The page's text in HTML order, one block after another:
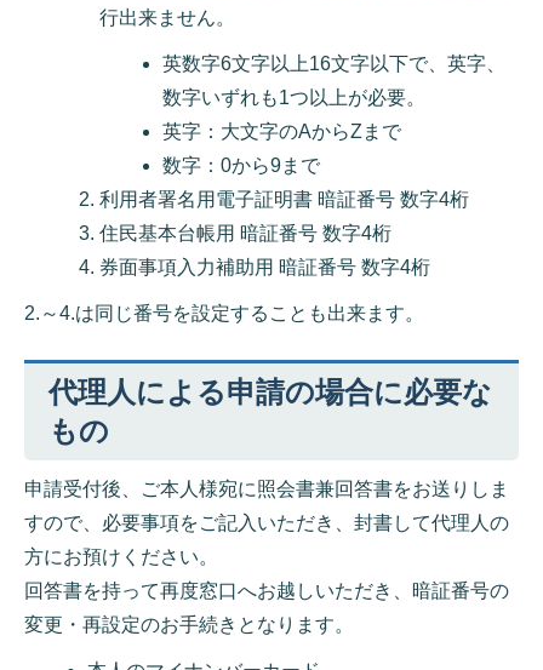
行出来ません。
英数字6文字以上16文字以下で、英字、
数字いずれも1つ以上が必要。
英字：大文字のAからZまで
数字：0から9まで
利用者署名用電子証明書 暗証番号 数字4桁
住民基本台帳用 暗証番号 数字4桁
券面事項入力補助用 暗証番号 数字4桁
2.～4.は同じ番号を設定することも出来ます。
代理人による申請の場合に必要な
もの
申請受付後、ご本人様宛に照会書兼回答書をお送りしま
すので、必要事項をご記入いただき、封書して代理人の
方にお預けください。
回答書を持って再度窓口へお越しいただき、暗証番号の
変更・再設定のお手続きとなります。